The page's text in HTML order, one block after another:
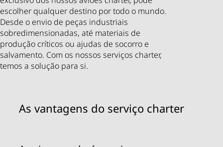
escolher qualquer destino por todo o mundo.
Desde o envio de peças industriais
sobredimensionadas, até materiais de
produção críticos ou ajudas de socorro e
salvamento. Com os nossos serviços charter,
temos a solução para si.
As vantagens do serviço charter